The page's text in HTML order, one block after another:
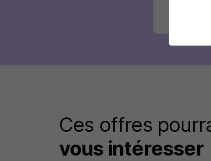
Ces offres
vous intéresser